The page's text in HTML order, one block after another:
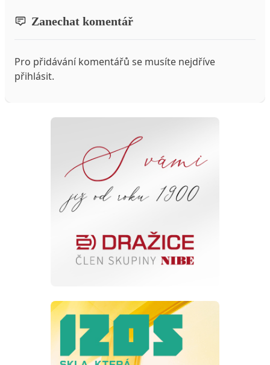
Zanechat komentář
Pro přidávání komentářů se musíte nejdříve
přihlásit.